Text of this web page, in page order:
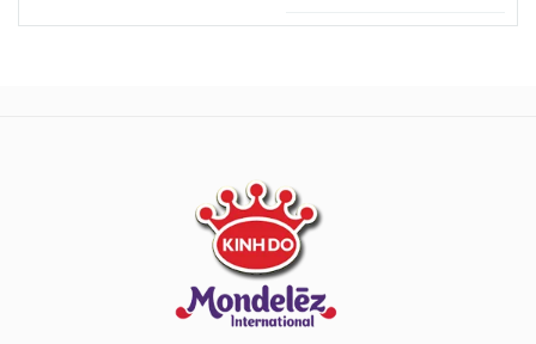
mâm cỗ rằm thêm trọn
lẫn vị mặn mà, béo ngậy